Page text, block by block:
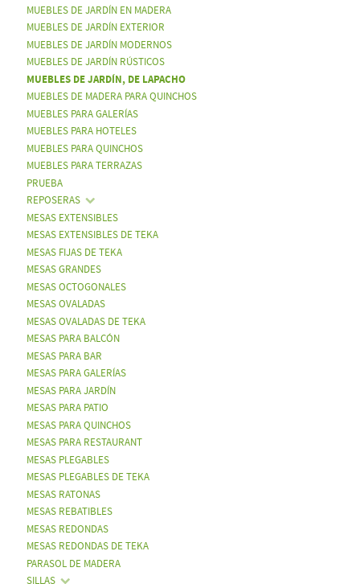
MUEBLES DE JARDÍN EN MADERA
MUEBLES DE JARDÍN EXTERIOR
MUEBLES DE JARDÍN MODERNOS
MUEBLES DE JARDÍN RÚSTICOS
MUEBLES DE JARDÍN, DE LAPACHO
MUEBLES DE MADERA PARA QUINCHOS
MUEBLES PARA GALERÍAS
MUEBLES PARA HOTELES
MUEBLES PARA QUINCHOS
MUEBLES PARA TERRAZAS
PRUEBA
REPOSERAS
MESAS EXTENSIBLES
MESAS EXTENSIBLES DE TEKA
MESAS FIJAS DE TEKA
MESAS GRANDES
MESAS OCTOGONALES
MESAS OVALADAS
MESAS OVALADAS DE TEKA
MESAS PARA BALCÓN
MESAS PARA BAR
MESAS PARA GALERÍAS
MESAS PARA JARDÍN
MESAS PARA PATIO
MESAS PARA QUINCHOS
MESAS PARA RESTAURANT
MESAS PLEGABLES
MESAS PLEGABLES DE TEKA
MESAS RATONAS
MESAS REBATIBLES
MESAS REDONDAS
MESAS REDONDAS DE TEKA
PARASOL DE MADERA
SILLAS